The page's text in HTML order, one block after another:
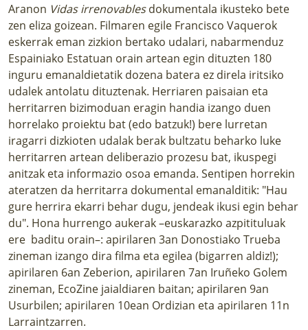
Aranon Vidas irrenovablesdokumentala ikusteko bete
zen eliza goizean. Filmaren egile Francisco Vaquerok
eskerrak eman zizkion bertako udalari, nabarmenduz
Espainiako Estatuan orain artean egin dituzten 180
inguru emanaldietatik dozena batera ez direla iritsiko
udalek antolatu dituztenak. Herriaren paisaian eta
herritarren bizimoduan eragin handia izango duen
horrelako proiektu bat (edo batzuk!) bere lurretan
iragarri dizkioten udalak berak bultzatu beharko luke
herritarren artean deliberazio prozesu bat, ikuspegi
anitzak eta informazio osoa emanda. Sentipen horrekin
ateratzen da herritarra dokumental emanalditik: "Hau
gure herrira ekarri behar dugu, jendeak ikusi egin behar
du". Hona hurrengo aukerak –euskarazko azpitituluak
ere baditu orain–: apirilaren 3an Donostiako Trueba
zineman izango dira filma eta egilea (bigarren aldiz!);
apirilaren 6an Zeberion, apirilaren 7an Iruñeko Golem
zineman, EcoZine jaialdiaren baitan; apirilaren 9an
Usurbilen; apirilaren 10ean Ordizian eta apirilaren 11n
Larraintzarren.